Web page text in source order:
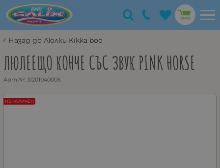
Назад до Люлки Kikka boo
ЛЮЛЕЕЩО КОНЧЕ СЪС ЗВУК PINK HORSE
Арт.№: 31201040006
НЕНАЛИЧЕН